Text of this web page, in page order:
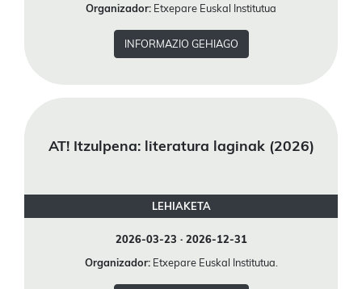
Organizador: Etxepare Euskal Institutua
INFORMAZIO GEHIAGO
AT! Itzulpena: literatura laginak (2026)
LEHIAKETA
2026-03-23 · 2026-12-31
Organizador:Etxepare Euskal Institutua.